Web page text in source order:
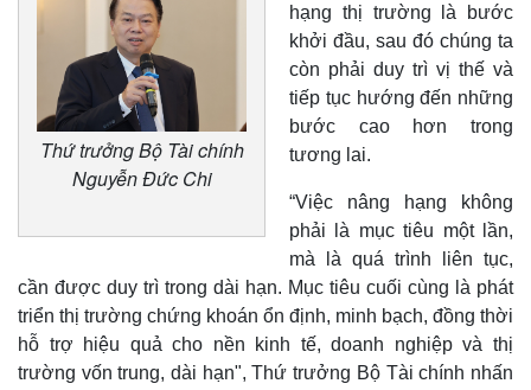
Thứ trưởng Bộ Tài chính
Nguyễn Đức Chi
hạng thị trường là bước
khởi đầu, sau đó chúng ta
còn phải duy trì vị thế và
tiếp tục hướng đến những
bước cao hơn trong
tương lai.
“Việc nâng hạng không
phải là mục tiêu một lần,
mà là quá trình liên tục,
cần được duy trì trong dài hạn. Mục tiêu cuối cùng là phát
triển thị trường chứng khoán ổn định, minh bạch, đồng thời
hỗ trợ hiệu quả cho nền kinh tế, doanh nghiệp và thị
trường vốn trung, dài hạn", Thứ trưởng Bộ Tài chính nhấn